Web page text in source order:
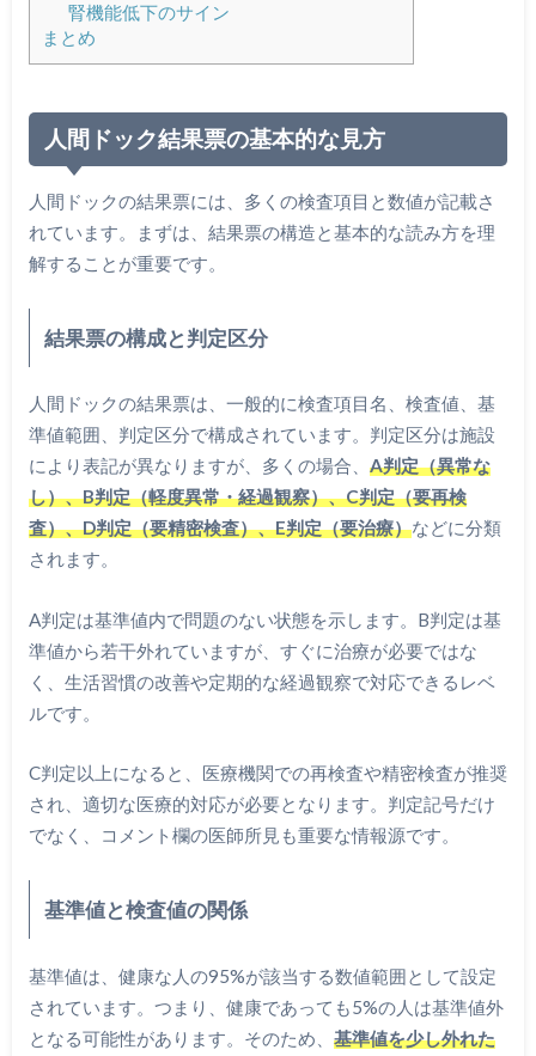
腎機能低下のサイン
まとめ
人間ドック結果票の基本的な見方
人間ドックの結果票には、多くの検査項目と数値が記載さ
れています。まずは、結果票の構造と基本的な読み方を理
解することが重要です。
結果票の構成と判定区分
人間ドックの結果票は、一般的に検査項目名、検査値、基
準値範囲、判定区分で構成されています。判定区分は施設
により表記が異なりますが、多くの場合、 A判定（異常な
し）、B判定（軽度異常・経過観察）、C判定（要再検
査）、D判定（要精密検査）、E判定（要治療）などに分類
されます。
A判定は基準値内で問題のない状態を示します。B判定は基
準値から若干外れていますが、すぐに治療が必要ではな
く、生活習慣の改善や定期的な経過観察で対応できるレベ
ルです。
C判定以上になると、医療機関での再検査や精密検査が推奨
され、適切な医療的対応が必要となります。判定記号だけ
でなく、コメント欄の医師所見も重要な情報源です。
基準値と検査値の関係
基準値は、健康な人の95%が該当する数値範囲として設定
されています。つまり、健康であっても5%の人は基準値外
となる可能性があります。そのため、 基準値を少し外れた